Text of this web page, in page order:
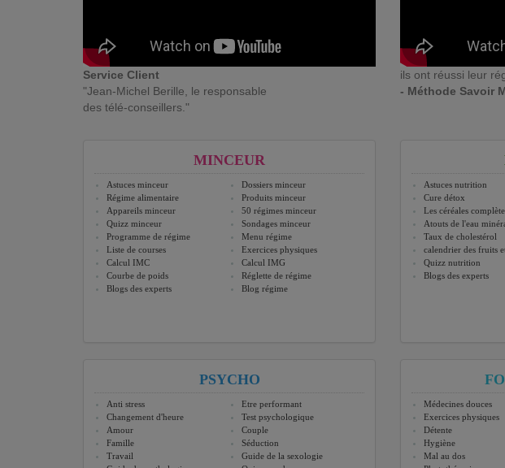
Service Client
"Jean-Michel Berille, le responsable
des télé-conseillers."
ils ont réussi leur
- Méthode Savoir
MINCEUR
Astuces minceur
Dossiers minceur
Régime alimentaire
Produits minceur
Appareils minceur
50 régimes minceur
Quizz minceur
Sondages minceur
Programme de régime
Menu régime
Liste de courses
Exercices physiques
Calcul IMC
Calcul IMG
Courbe de poids
Réglette de régime
Blogs des experts
Blog régime
Astuces nutrition
Cure détox
Les céréales
Atouts de l'eau
Taux de cholestérol
calendrier des fruits
Quizz nutrition
Blogs des experts
PSYCHO
Anti stress
Etre performant
Changement d'heure
Test psychologique
Amour
Couple
Famille
Séduction
Travail
Guide de la sexologie
Médecines douces
Exercices physiques
Détente
Hygiène
Mal au dos